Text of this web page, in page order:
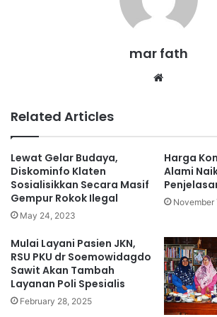
mar fath
Related Articles
Lewat Gelar Budaya,
Diskominfo Klaten
Sosialisikkan Secara Masif
Gempur Rokok Ilegal
May 24, 2023
Harga
Alami
November
Mulai Layani Pasien JKN,
RSU PKU dr Soemowidagdo
Sawit Akan Tambah
Layanan Poli Spesialis
February 28, 2025